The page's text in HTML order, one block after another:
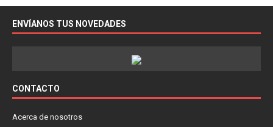
ENVÍANOS TUS NOVEDADES
CONTACTO
Acerca de nosotros